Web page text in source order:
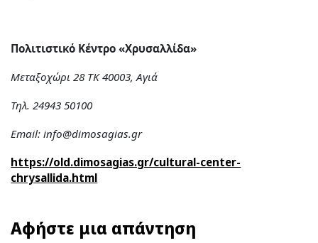
Πολιτιστικό Κέντρο «Χρυσαλλίδα»
Μεταξοχώρι 28 ΤΚ40003, Αγιά
Τηλ. 24943 50100
Email: info@dimosagias.gr
https://old.dimosagias.gr/cultural-center-
chrysallida.html
Αφήστε μια απάντηση